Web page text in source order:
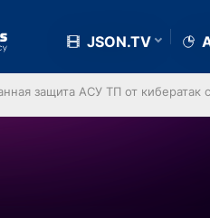
JSON.TV
защита АСУ ТП от кибератак